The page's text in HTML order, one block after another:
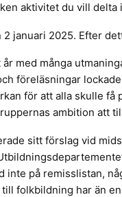
aktivitet du vill delta
januari 2025. Efter
med många
föreläsningar
för att alla skulle
ambition att
sitt förslag vid
på remisslistan,
folkbildning har än